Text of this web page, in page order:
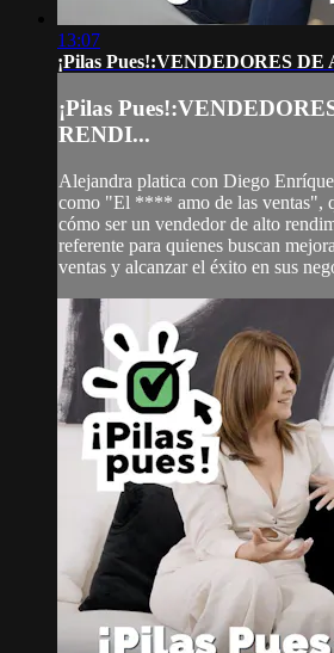
13:07
¡Pilas Pues!:VENDEDORES
¡Pilas
RENDI...
Alejandra platica con Diego
como "El **** amo de las ventas",
cómo ser un vendedor de alto
referente para quienes buscan
ventas y alcanzar el éxito en sus